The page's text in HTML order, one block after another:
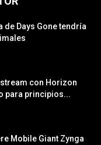
de Days Gone tendría
con Horizon
para principios...
Mobile Giant Zynga